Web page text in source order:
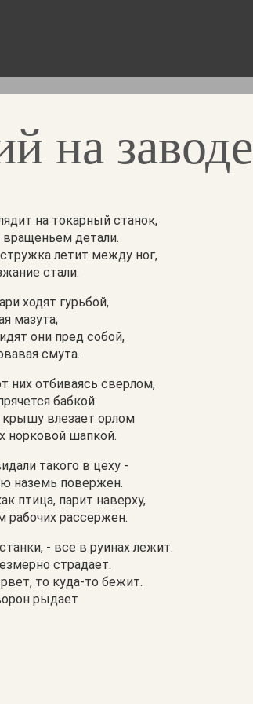
на заводе
на токарный станок,
детали.
летит между ног,
стали.
ходят гурьбой,
мазута;
они пред собой,
смута.
них отбиваясь сверлом,
бабкой.
влезает орлом
норковой шапкой.
такого в цеху -
наземь повержен.
птица, парит наверху,
рабочих рассержен.
- все в руинах лежит.
страдает.
то куда-то бежит.
рыдает